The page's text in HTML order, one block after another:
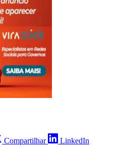
Compartilhar LinkedIn